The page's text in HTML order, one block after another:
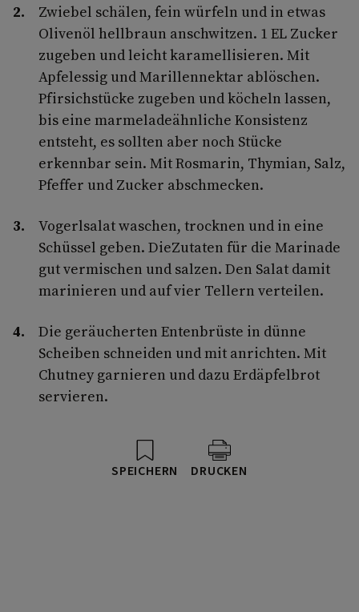
Zwiebel schälen, fein würfeln und in etwas
Olivenöl hellbraun anschwitzen. 1 EL Zucker
zugeben und leicht karamellisieren. Mit
Apfelessig und Marillennektar ablöschen.
Pfirsichstücke zugeben und köcheln lassen,
bis eine marmeladeähnliche Konsistenz
entsteht, es sollten aber noch Stücke
erkennbar sein. Mit Rosmarin, Thymian, Salz,
Pfeffer und Zucker abschmecken.
Vogerlsalat waschen, trocknen und in eine
Schüssel geben. DieZutaten für die Marinade
gut vermischen und salzen. Den Salat damit
marinieren und auf vier Tellern verteilen.
Die geräucherten Entenbrüste in dünne
Scheiben schneiden und mit anrichten. Mit
Chutney garnieren und dazu Erdäpfelbrot
servieren.
SPEICHERN DRUCKEN